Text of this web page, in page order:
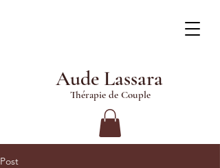
Aude Lassara
Thérapie de Couple
Post